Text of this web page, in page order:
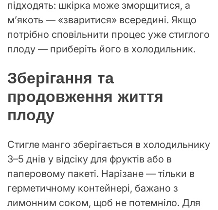
підходять: шкірка може зморщитися, а
м’якоть — «зваритися» всередині. Якщо
потрібно сповільнити процес уже стиглого
плоду — приберіть його в холодильник.
Зберігання та
продовження життя
плоду
Стигле манго зберігається в холодильнику
3–5 днів у відсіку для фруктів або в
паперовому пакеті. Нарізане — тільки в
герметичному контейнері, бажано з
лимонним соком, щоб не потемніло. Для